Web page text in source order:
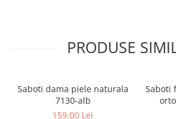
PRODUSE
Saboti dama piele naturala
7130-alb
159,00 Lei
Saboti